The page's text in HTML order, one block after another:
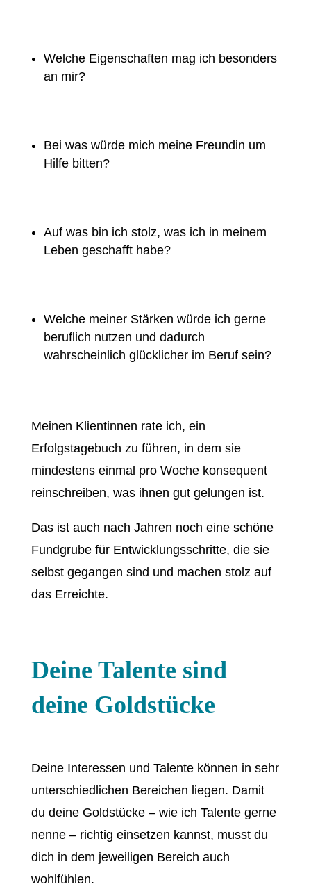
Welche Eigenschaften mag ich besonders
an mir?
Bei was würde mich meine Freundin um
Hilfe bitten?
Auf was bin ich stolz, was ich in meinem
Leben geschafft habe?
Welche meiner Stärken würde ich gerne
beruflich nutzen und dadurch
wahrscheinlich glücklicher im Beruf sein?
Meinen Klientinnen rate ich, ein
Erfolgstagebuch zu führen, in dem sie
mindestens einmal pro Woche konsequent
reinschreiben, was ihnen gut gelungen ist.
Das ist auch nach Jahren noch eine schöne
Fundgrube für Entwicklungsschritte, die sie
selbst gegangen sind und machen stolz auf
das Erreichte.
Deine Talente sind
deine Goldstücke
Deine Interessen und Talente können in sehr
unterschiedlichen Bereichen liegen. Damit
du deine Goldstücke – wie ich Talente gerne
nenne – richtig einsetzen kannst, musst du
dich in dem jeweiligen Bereich auch
wohlfühlen.